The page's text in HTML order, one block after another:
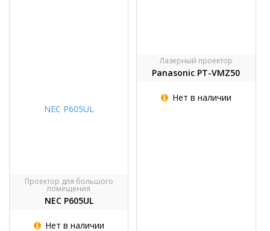
Проектор для большого
помещения
NEC P605UL
Нет в наличии
Лазерный проектор
Panasonic PT-VMZ50
Нет в наличии